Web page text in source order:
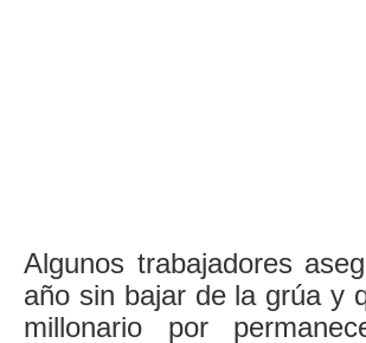
Algunos trabajadores
año sin bajar de la grúa y
millonario por